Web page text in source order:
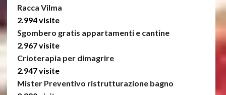
Racca Vilma
2.994 visite
Sgombero gratis appartamenti e cantine
2.967 visite
Crioterapia per dimagrire
2.947 visite
Mister Preventivo ristrutturazione bagno